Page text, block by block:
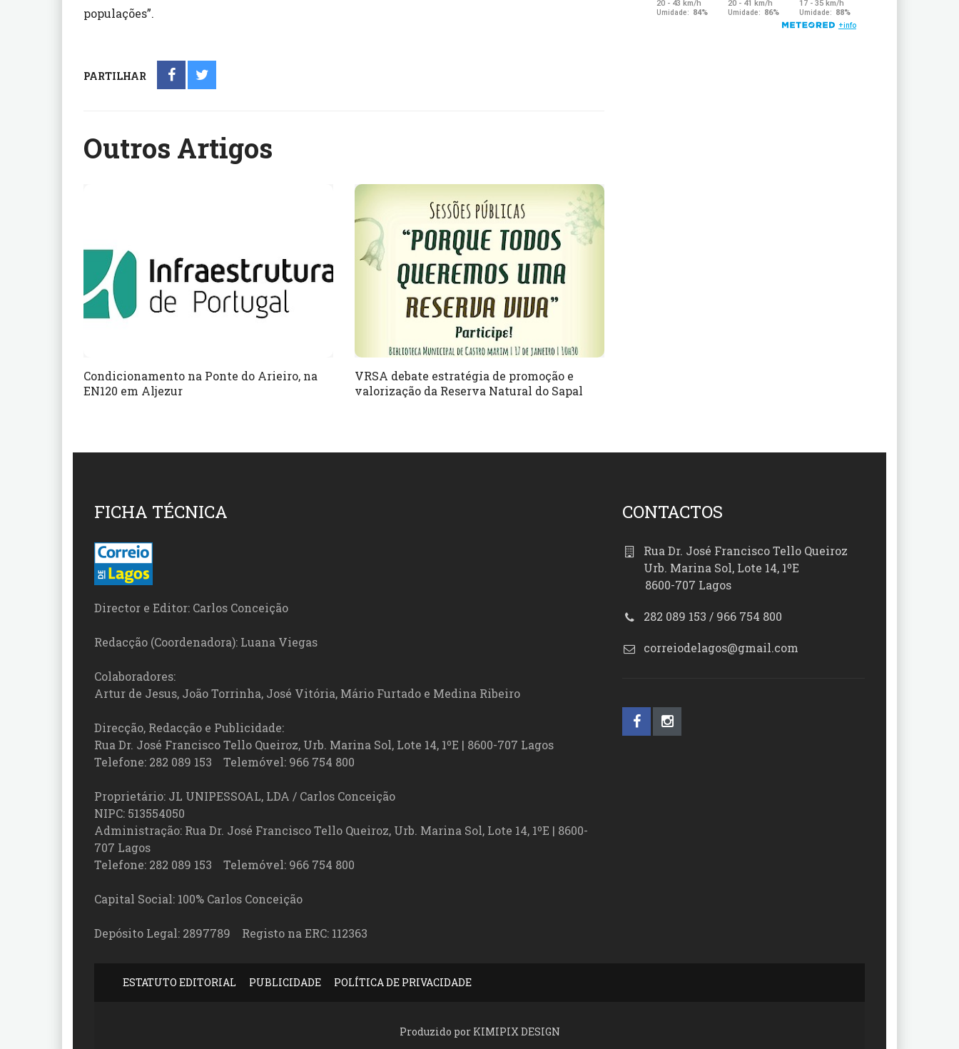
populações”.
PARTILHAR
Outros Artigos
Condicionamento na Ponte do Arieiro, na
EN120 em Aljezur
VRSA debate estratégia de promoção e
valorização da Reserva Natural do Sapal
FICHA TÉCNICA
Director e Editor: Carlos Conceição
Redacção (Coordenadora): Luana Viegas
Colaboradores:
Artur de Jesus, João Torrinha, José Vitória, Mário Furtado e Medina Ribeiro
Direcção, Redacção e Publicidade:
Rua Dr. José Francisco Tello Queiroz, Urb. Marina Sol, Lote 14, 1ºE | 8600-707 Lagos
Telefone: 282 089 153 Telemóvel: 966 754 800
Proprietário: JL UNIPESSOAL, LDA / Carlos Conceição
NIPC: 513554050
Administração: Rua Dr. José Francisco Tello Queiroz, Urb. Marina Sol, Lote 14, 1ºE | 8600-
707 Lagos
Telefone: 282 089 153 Telemóvel: 966 754 800
Capital Social: 100% Carlos Conceição
Depósito Legal: 2897789 Registo na ERC: 112363
CONTACTOS
Rua Dr. José Francisco Tello Queiroz
Urb. Marina Sol, Lote 14, 1ºE
8600-707 Lagos
282 089 153 / 966 754 800
correiodelagos@gmail.com
ESTATUTO EDITORIAL PUBLICIDADE POLÍTICA DE PRIVACIDADE
Produzido por KIMIPIX DESIGN